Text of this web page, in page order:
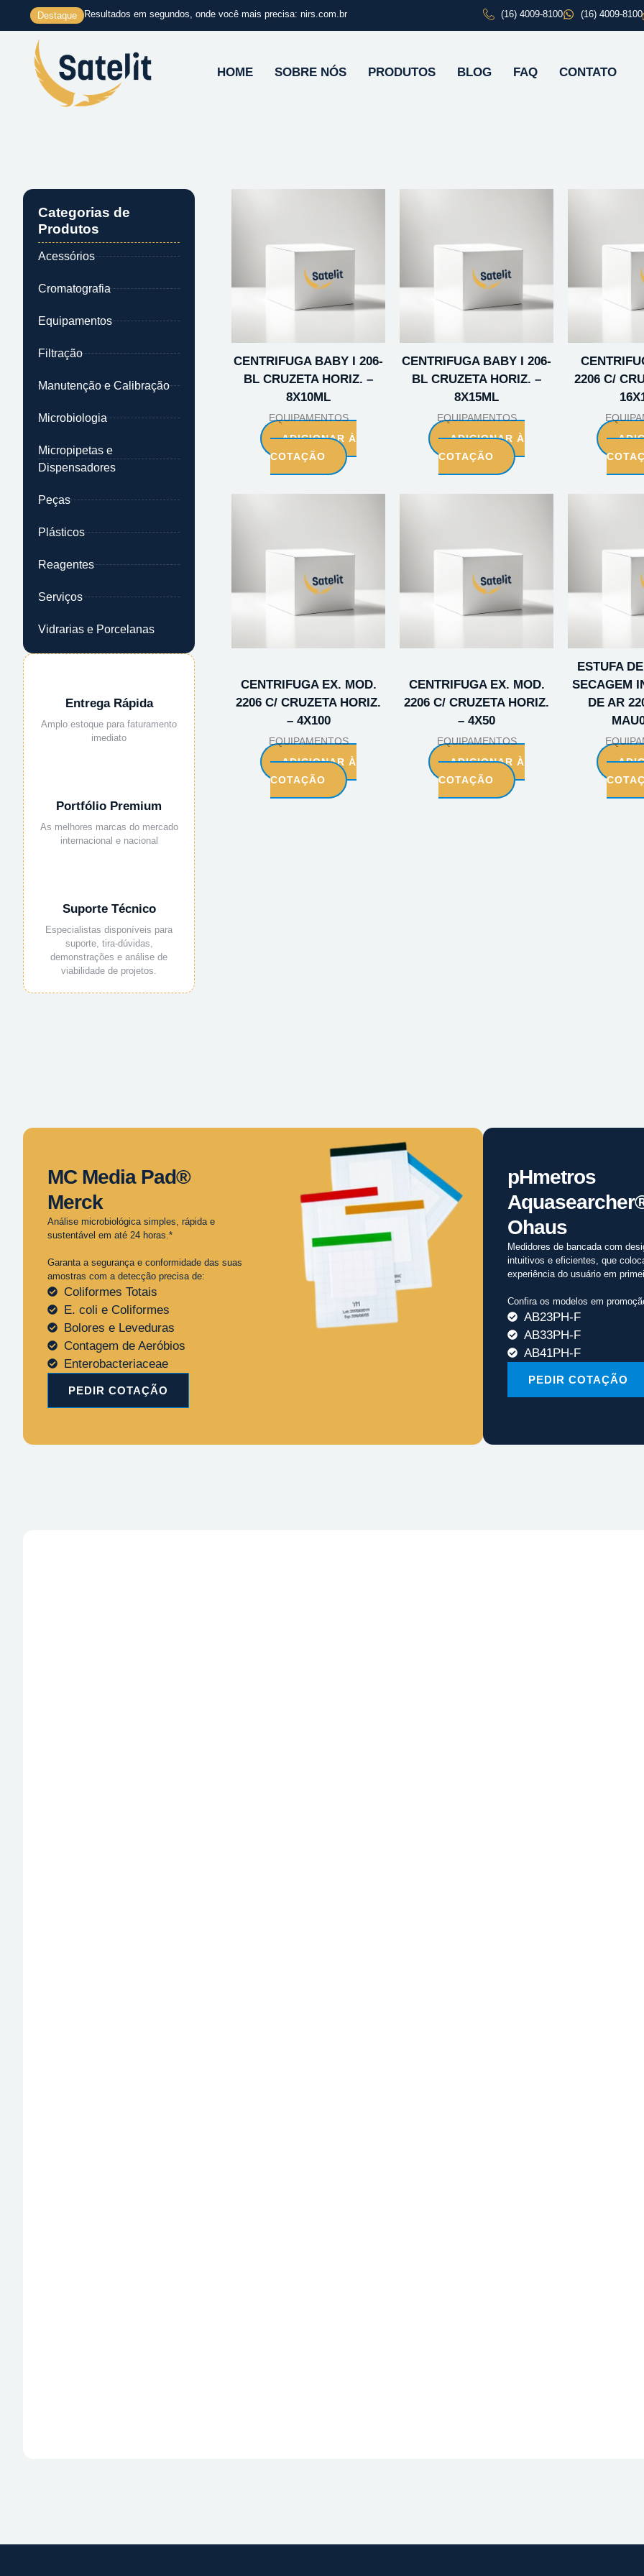
conteúdo
Destaque Resultados em segundos, onde você mais precisa: nirs.com.br (16) 4009-8100 (16) 4009-8100
HOME SOBRE NÓS PRODUTOS BLOG FAQ CONTATO
Categorias de
Produtos
Acessórios
Cromatografia
Equipamentos
Filtração
Manutenção e Calibração
Microbiologia
Micropipetas e
Dispensadores
Peças
Plásticos
Reagentes
Serviços
Vidrarias e Porcelanas
Entrega Rápida
Amplo estoque para faturamento
imediato
Portfólio Premium
As melhores marcas do mercado
internacional e nacional
Suporte Técnico
Especialistas disponíveis para
suporte, tira-dúvidas,
demonstrações e análise de
viabilidade de projetos.
CENTRIFUGA BABY I 206-
BL CRUZETA HORIZ. –
8X10ML
EQUIPAMENTOS
ADICIONAR À
COTAÇÃO
CENTRIFUGA BABY I 206-
BL CRUZETA HORIZ. –
8X15ML
EQUIPAMENTOS
ADICIONAR À
COTAÇÃO
2206 C/
CENTRIFUGA EX. MOD.
2206 C/ CRUZETA HORIZ.
– 4X100
EQUIPAMENTOS
ADICIONAR À
COTAÇÃO
CENTRIFUGA EX. MOD.
2206 C/ CRUZETA HORIZ.
– 4X50
EQUIPAMENTOS
ADICIONAR À
COTAÇÃO
ESTUFA
SECAGEM
DE AR
MC Media Pad®
Merck
Análise microbiológica simples, rápida e
sustentável em até 24 horas.*
Garanta a segurança e conformidade das suas
amostras com a detecção precisa de:
Coliformes Totais
E. coli e Coliformes
Bolores e Leveduras
Contagem de Aeróbios
Enterobacteriaceae
PEDIR COTAÇÃO
pHmetros
Ohaus
Medidores de bancada com
intuitivos e eficientes, que
experiência do usuário em
Confira os modelos em
AB23PH-F
AB33PH-F
AB41PH-F
PEDIR COTAÇÃO